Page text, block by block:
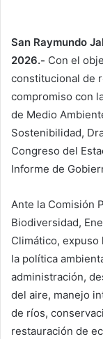
San Raymundo
2026.- Con el
constitucional de
compromiso con
de Medio
Sostenibilidad,
Congreso del
Informe de
Ante la Comisión
Biodiversidad,
Climático,
la política
administración,
del aire, manejo
de ríos,
restauración de